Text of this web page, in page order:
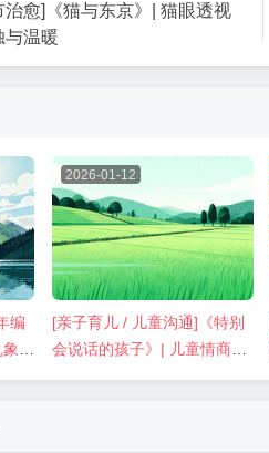
治愈]《猫与东京》| 猫眼透视
与温暖
编
解
2026-01-12
[亲子育儿 / 儿童沟通]《特别
会说话的孩子》| 儿童情商表